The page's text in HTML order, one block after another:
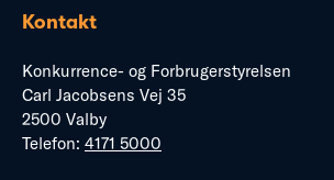
Kontakt
Konkurrence- og Forbrugerstyrelsen
Carl Jacobsens Vej 35
2500 Valby
Telefon: 4171 5000